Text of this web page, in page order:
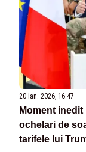
20 ian. 2026, 16:47
Moment
ochelari de
tarifele lui